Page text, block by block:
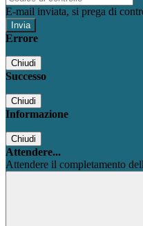
E-mail inviata, si prega di
Errore
Chiudi
Successo
Chiudi
Informazione
Chiudi
Attendere...
Attendere il completamento